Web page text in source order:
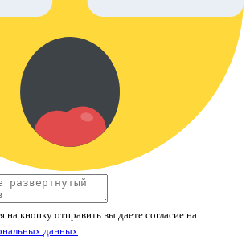
на кнопку отправить вы даете согласие на
данных